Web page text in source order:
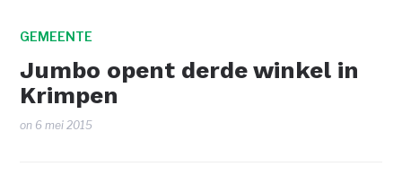
GEMEENTE
Jumbo opent derde winkel in
Krimpen
on 6 mei 2015